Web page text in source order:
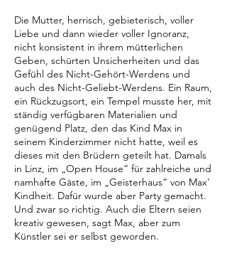
Die Mutter, herrisch, gebieterisch, voller
Liebe und dann wieder voller Ignoranz,
nicht konsistent in ihrem mütterlichen
Geben, schürten Unsicherheiten und das
Gefühl des Nicht-Gehört-Werdens und
auch des Nicht-Geliebt-Werdens. Ein Raum,
ein Rückzugsort, ein Tempel musste her, mit
ständig verfügbaren Materialien und
genügend Platz, den das Kind Max in
seinem Kinderzimmer nicht hatte, weil es
dieses mit den Brüdern geteilt hat. Damals
in Linz, im „Open House“ für zahlreiche und
namhafte Gäste, im „Geisterhaus“ von Max’
Kindheit. Dafür wurde aber Party gemacht.
Und zwar so richtig. Auch die Eltern seien
kreativ gewesen, sagt Max, aber zum
Künstler sei er selbst geworden.